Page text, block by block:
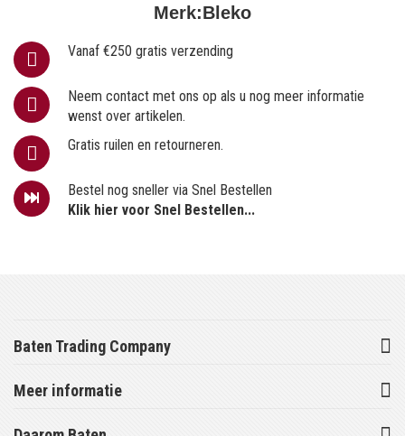
Merk:Bleko
Vanaf €250 gratis verzending
Neem contact met ons op als u nog meer informatie
wenst over artikelen.
Gratis ruilen en retourneren.
Bestel nog sneller via Snel Bestellen
Klik hier voor Snel Bestellen...
Baten Trading Company
Meer informatie